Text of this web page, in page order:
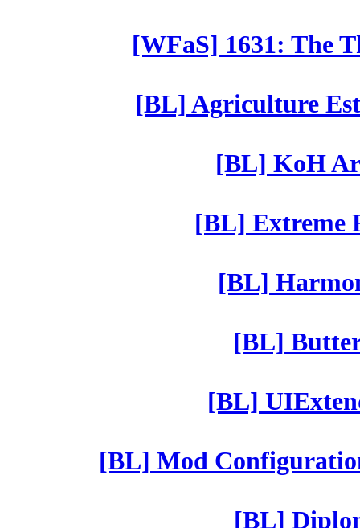
[WFaS] 1631: The
[BL] Agriculture
[BL] KoH
[BL] Extreme
[BL]
[BL]
[BL]
[BL] Mod
[BL]